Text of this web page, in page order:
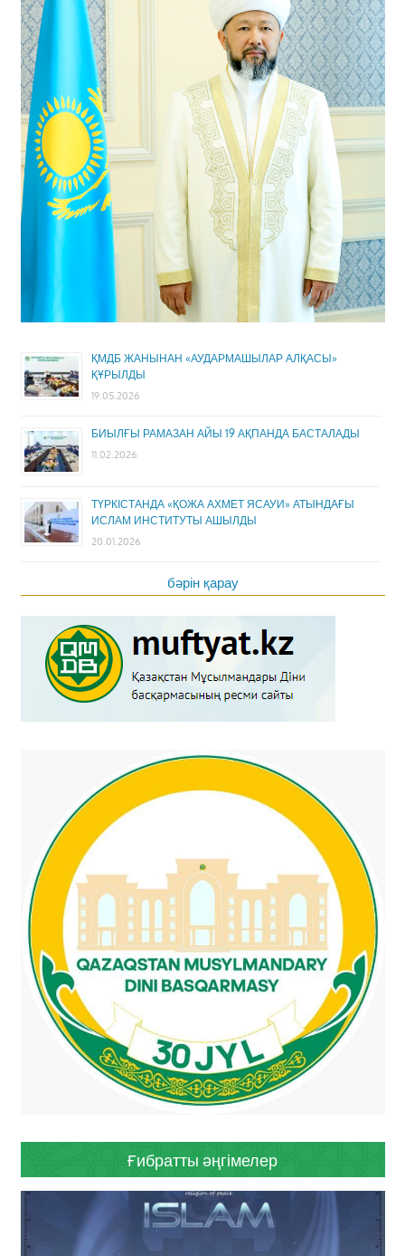
ҚМДБ ЖАНЫНАН «АУДАРМАШЫЛАР АЛҚАСЫ»
ҚҰРЫЛДЫ
19.05.2026
БИЫЛҒЫ РАМАЗАН АЙЫ 19 АҚПАНДА БАСТАЛАДЫ
11.02.2026
ТҮРКІСТАНДА «ҚОЖА АХМЕТ ЯСАУИ» АТЫНДАҒЫ
ИСЛАМ ИНСТИТУТЫ АШЫЛДЫ
20.01.2026
бәрін қарау
Ғибратты әңгімелер